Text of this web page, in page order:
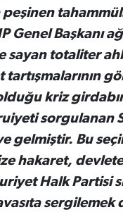
peşinen
Genel Başkanı
totaliter
tartışmalarının
kriz
sorgulanan
gelmiştir. Bu
hakaret,
Halk Partisi
sergilemek